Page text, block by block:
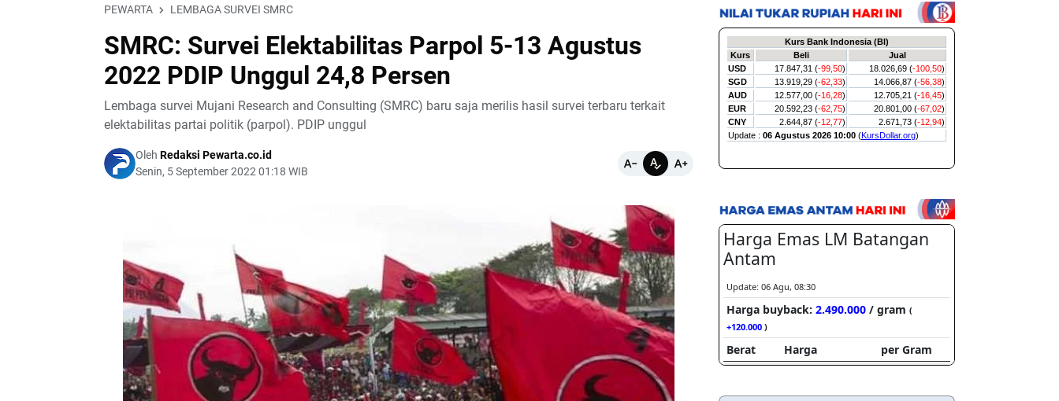
PEWARTA LEMBAGA SURVEI SMRC
SMRC: Survei Elektabilitas Parpol 5-13 Agustus
2022 PDIP Unggul 24,8 Persen
Lembaga survei Mujani Research and Consulting (SMRC) baru saja merilis hasil survei terbaru terkait
elektabilitas partai politik (parpol). PDIP unggul
Oleh Redaksi Pewarta.co.id
Senin, 5 September 2022 01:18 WIB